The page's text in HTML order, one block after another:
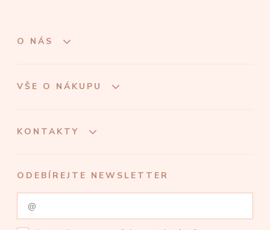
O NÁS
VŠE O NÁKUPU
KONTAKTY
ODEBÍREJTE NEWSLETTER